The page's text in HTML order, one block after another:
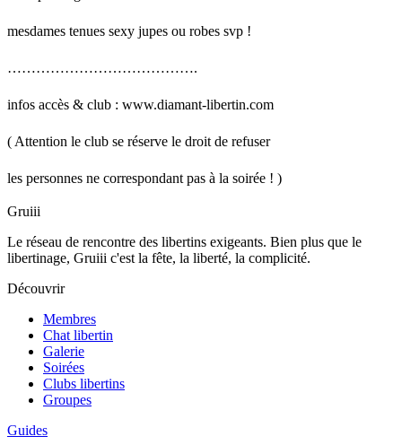
mesdames tenues sexy jupes ou robes svp !
………………………………….
infos accès & club : www.diamant-libertin.com
( Attention le club se réserve le droit de refuser
les personnes ne correspondant pas à la soirée ! )
Gruiii
Le réseau de rencontre des libertins exigeants. Bien plus que le
libertinage, Gruiii c'est la fête, la liberté, la complicité.
Découvrir
Membres
Chat libertin
Galerie
Soirées
Clubs libertins
Groupes
Guides